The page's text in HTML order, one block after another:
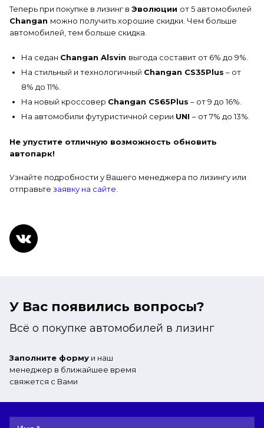
Теперь при покупке в лизинг в Эволюции от 5 автомобилей
Changan можно получить хорошие скидки. Чем больше
автомобилей, тем больше скидка.
На седан Changan Alsvin выгода составит от 6% до 9%.
На стильный и технологичный Changan CS35Plus – от
8% до 11%.
На новый кроссовер Changan CS65Plus – от 9 до 16%.
На автомобили футуристичной серии UNI – от 7% до 13%.
Не упустите отличную возможность обновить
автопарк!
Узнайте подробности у Вашего менеджера по лизингу или
отправьте заявку на сайте
У Вас появились вопросы?
Всё о покупке автомобилей в лизинг
Заполните форму и наш
менеджер в ближайшее время
свяжется с Вами